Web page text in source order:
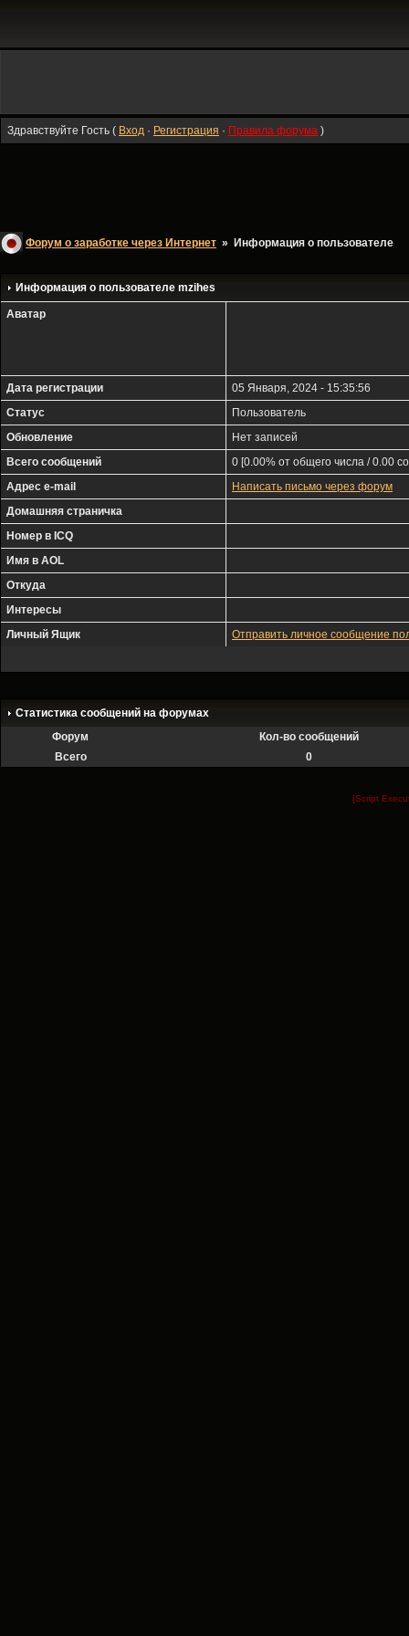
Здравствуйте Гость ( Вход · Регистрация · Правила форума )
Форум о заработке через Интернет » Информация о пользователе
Информация о пользователе mzihes
Аватар
Дата регистрации
05 Января, 2024 - 15:35:56
Статус
Пользователь
Обновление
Нет записей
Всего сообщений
0 [0.00% от общего числа / 0.00
Адрес e-mail
Написать письмо через форум
Домашняя страничка
Номер в ICQ
Имя в AOL
Откуда
Интересы
Личный Ящик
Отправить личное сообщение
Статистика сообщений на форумах
Форум
Кол-во сообщений
Всего
0
[Script